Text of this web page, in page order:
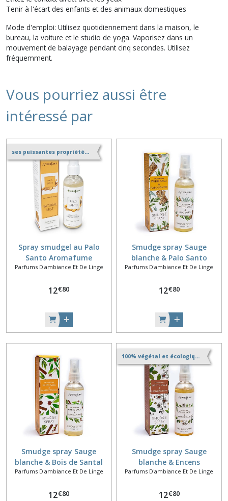
Tenir à l'écart des enfants et des animaux domestiques
Mode d'emploi: Utilisez quotidiennement dans la maison, le
bureau, la voiture et le studio de yoga. Vaporisez dans un
mouvement de balayage pendant cinq secondes. Utilisez
fréquemment.
Vous pourriez aussi être
intéressé par
ses puissantes propriétés de purification
Spray smudgel au Palo
Santo Aromafume
Parfums D'ambiance Et De Linge
12€80
Smudge spray Sauge
blanche & Palo Santo
Aromafume
Parfums D'ambiance Et De Linge
12€80
Smudge spray Sauge
blanche & Bois de Santal
Aromafume
Parfums D'ambiance Et De Linge
12€80
100% végétal et écologique
Smudge spray Sauge
blanche & Encens
Aromafume
Parfums D'ambiance Et De Linge
12€80